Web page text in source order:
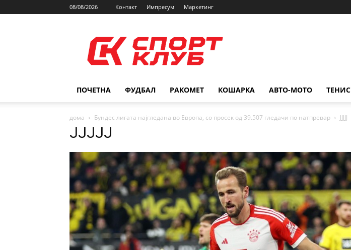
08/08/2026 Контакт Импресум Маркетинг
ПОЧЕТНА ФУДБАЛ РАКОМЕТ КОШАРКА АВТО-МОТО ТЕНИС
дома Бундес лигата најгледана во Европа, со просек од 39.507 гледачи по натпревар JJJJJ
JJJJJ